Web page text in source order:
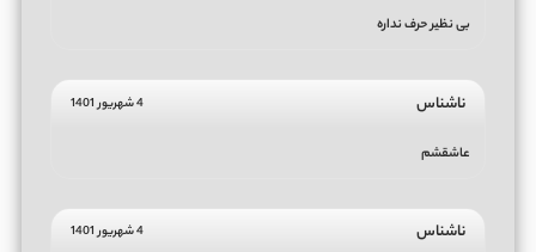
بی نظیر حرف نداره
ناشناس 4 شهریور 1401
عاشقشم
ناشناس 4 شهریور 1401